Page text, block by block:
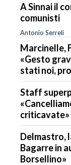
A Sinnai il
comunisti
Antonio Serreli
Marcinelle,
«Gesto
stati noi,
Staff
criticavate»
Delmastro,
Bagarre in
Borsellino»